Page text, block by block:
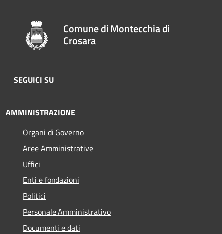
Comune di Montecchia di
Crosara
SEGUICI SU
AMMINISTRAZIONE
Organi di Governo
Aree Amministrative
Uffici
Enti e fondazioni
Politici
Personale Amministrativo
Documenti e dati